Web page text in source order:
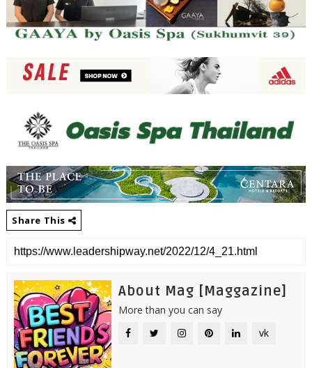
Share This
About Mag [Maggazine]
More than you can say
vk